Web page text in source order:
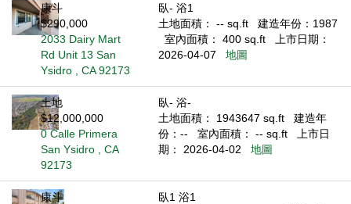
康斗
$290,000
2033 Dairy Mart
Rd Unit 13 San
Ysidro , CA 92173
臥- 浴1
土地面積： -- sq.ft
建造年份：1987
室內面積： 400 sq.ft
上市日期：
2026-04-07
地圖
土地
$12,000,000
0 Calle Primera
San Ysidro , CA
92173
臥- 浴-
土地面積： 1943647 sq.ft
建造年
份：--
室內面積： -- sq.ft
上市日
期： 2026-04-02
地圖
康斗
臥1 浴1